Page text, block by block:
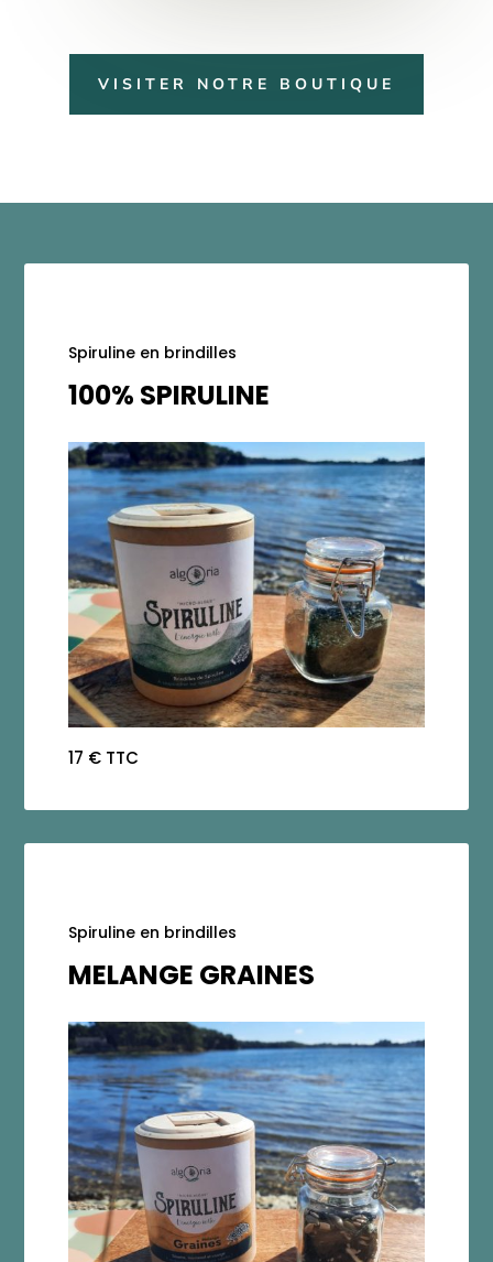
VISITER NOTRE BOUTIQUE
Spiruline en brindilles
100% SPIRULINE
17 € TTC
Spiruline en brindilles
MELANGE GRAINES